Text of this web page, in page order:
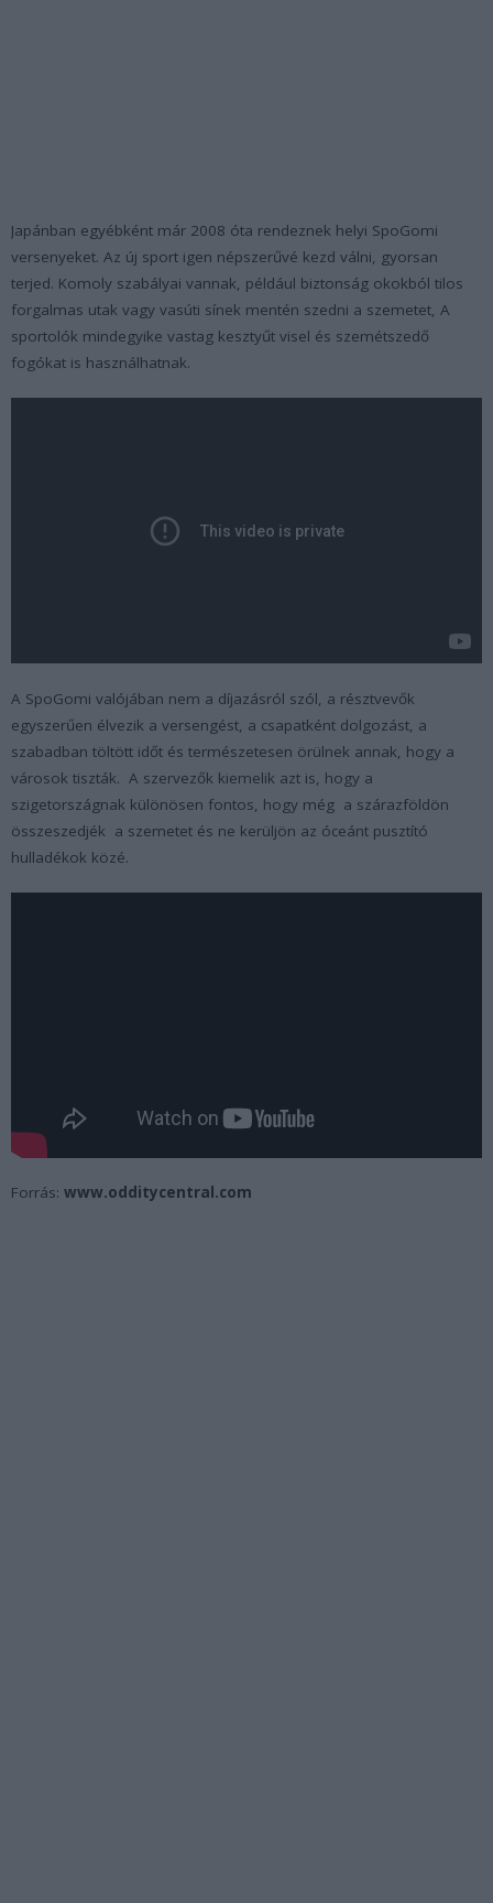
Japánban egyébként már 2008 óta rendeznek helyi SpoGomi
versenyeket. Az új sport igen népszerűvé kezd válni, gyorsan
terjed. Komoly szabályai vannak, például biztonság okokból tilos
forgalmas utak vagy vasúti sínek mentén szedni a szemetet, A
sportolók mindegyike vastag kesztyűt visel és szemétszedő
fogókat is használhatnak.
A SpoGomi valójában nem a díjazásról szól, a résztvevők
egyszerűen élvezik a versengést, a csapatként dolgozást, a
szabadban töltött időt és természetesen örülnek annak, hogy a
városok tiszták. A szervezők kiemelik azt is, hogy a
szigetországnak különösen fontos, hogy még a szárazföldön
összeszedjék a szemetet és ne kerüljön az óceánt pusztító
hulladékok közé.
Forrás: www.odditycentral.com